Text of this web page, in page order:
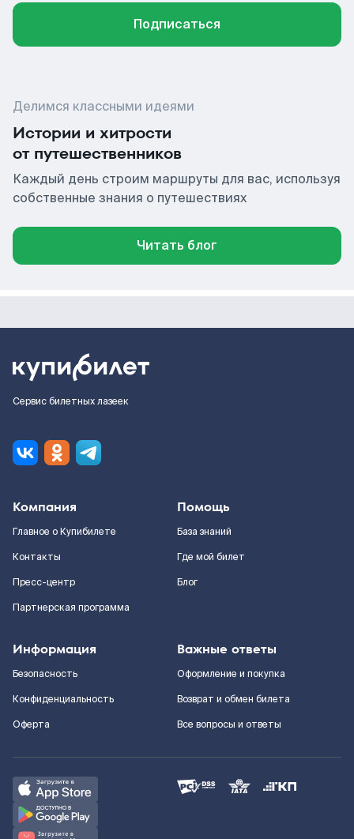
Подписаться
Делимся классными идеями
Истории и хитрости
от путешественников
Каждый день строим маршруты для вас, используя
собственные знания о путешествиях
Читать блог
Сервис билетных лазеек
Компания
Главное о Купибилете
Контакты
Пресс-центр
Партнерская программа
Помощь
База знаний
Где мой билет
Блог
Информация
Безопасность
Конфиденциальность
Оферта
Важные ответы
Оформление и покупка
Возврат и обмен билета
Все вопросы и ответы